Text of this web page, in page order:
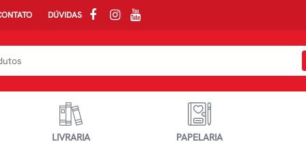
DÚVIDAS
LIVRARIA PAPELARIA